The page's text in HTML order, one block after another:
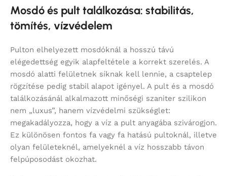
Mosdó és pult találkozása: stabilitás,
tömítés, vízvédelem
Pulton elhelyezett mosdóknál a hosszú távú
elégedettség egyik alapfeltétele a korrekt szerelés. A
mosdó alatti felületnek síknak kell lennie, a csaptelep
rögzítése pedig stabil alapot igényel. A pult és a mosdó
találkozásánál alkalmazott minőségi szaniter szilikon
nem „luxus”, hanem vízvédelmi szükséglet:
megakadályozza, hogy a víz a pult anyagába szivárogjon.
Ez különösen fontos fa vagy fa hatású pultoknál, illetve
olyan felületeknél, amelyeknél a víz hosszabb távon
felpúposodást okozhat.